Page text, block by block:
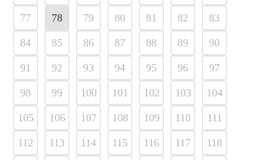
77 78 79 80 81 82 83
84 85 86 87 88 89 90
91 92 93 94 95 96 97
98 99 100 101 102 103 104
105 106 107 108 109 110 111
112 113 114 115 116 117 118